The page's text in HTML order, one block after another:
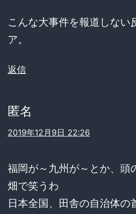
こんな大事件を報道しない
ア。
返信
匿名
2019年12月9日 22:26
福岡が～九州が～とか、頭
畑で笑うわ
日本全国、田舎の自治体の